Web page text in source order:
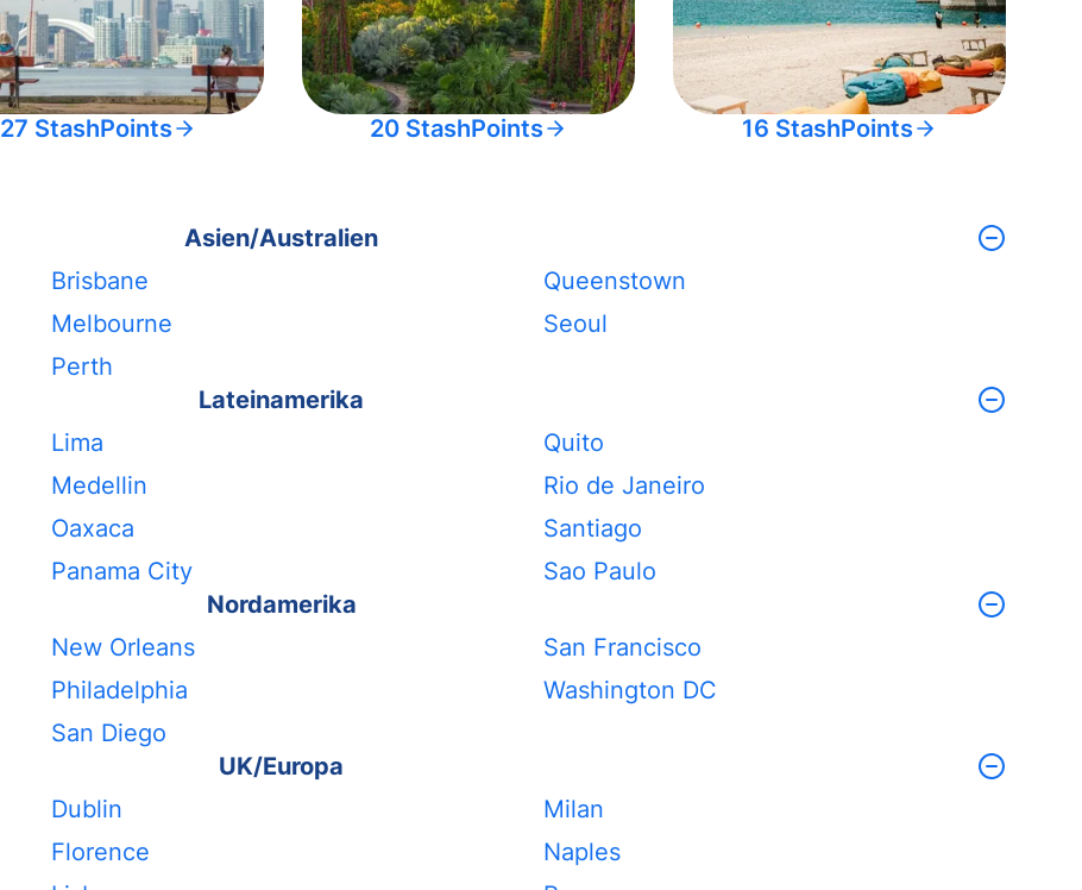
27 StashPoints 20 StashPoints 16 StashPoints
Asien/Australien
Brisbane
Melbourne
Perth
Queenstown
Seoul
Lateinamerika
Lima
Medellin
Oaxaca
Panama City
Quito
Rio de Janeiro
Santiago
Sao Paulo
Nordamerika
New Orleans
Philadelphia
San Diego
San Francisco
Washington DC
UK/Europa
Dublin
Florence
Milan
Naples